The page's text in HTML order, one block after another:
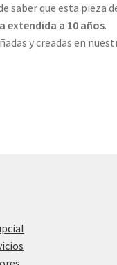
saber que esta pieza
extendida a 10 años.
y creadas en